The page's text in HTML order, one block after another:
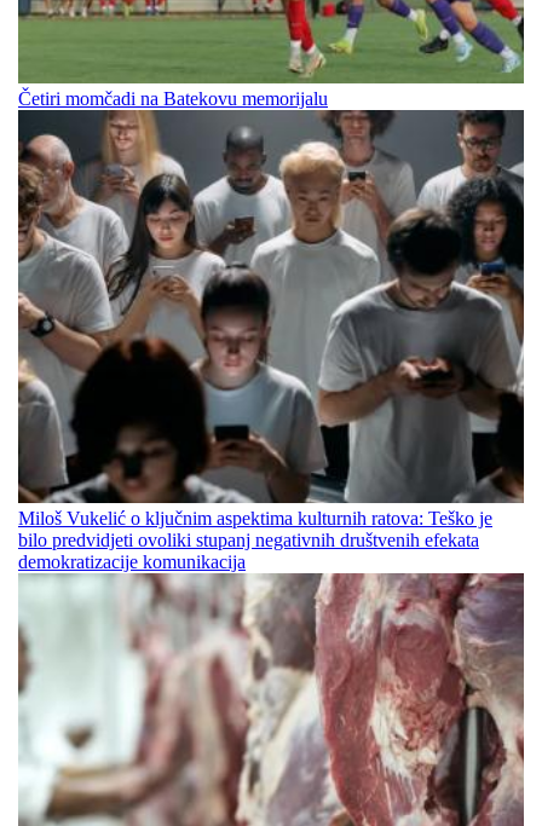
Četiri momčadi na Batekovu memorijalu
Miloš Vukelić o ključnim aspektima kulturnih ratova: Teško je
bilo predvidjeti ovoliki stupanj negativnih društvenih efekata
demokratizacije komunikacija